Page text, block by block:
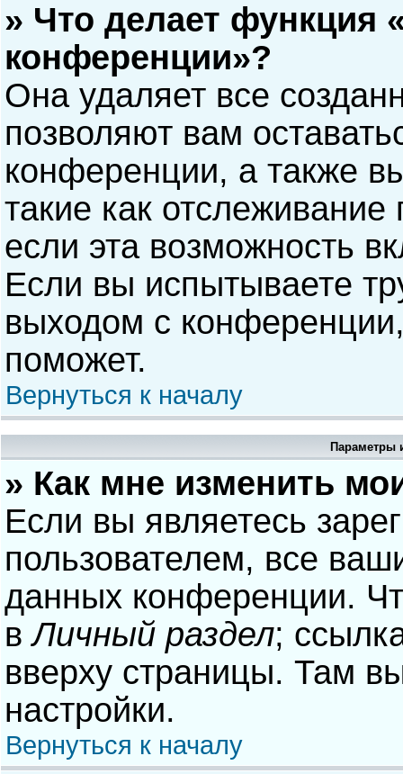
» Что делает функция
конференции»?
Она удаляет все
позволяют вам
конференции, а также
такие как
если эта возможность
Если вы испытываете
выходом с
поможет.
Вернуться к началу
Параметры
» Как мне изменить
Если вы являетесь
пользователем, все
данных конференции.
вЛичный раздел;
вверху страницы. Там
настройки.
Вернуться к началу